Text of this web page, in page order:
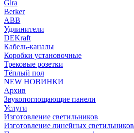
Gira
Berker
ABB
Удлинители
DEKraft
Кабель-каналы
Коробки установочные
Трековые розетки
Тёплый пол
NEW НОВИНКИ
Архив
Звукопоглощающие панели
Услуги
Изготовление светильников
Изготовление линейных светильников